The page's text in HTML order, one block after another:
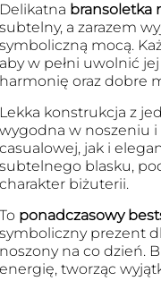
Delikatna bransoletka
subtelny, a zarazem
symboliczną mocą.
aby w pełni uwolnić
harmonię oraz dobre
Lekka konstrukcja z
wygodna w noszeniu i
casualowej, jak i
subtelnego blasku,
charakter biżuterii.
To ponadczasowy
symboliczny prezent
noszony na co dzień.
energię, tworząc